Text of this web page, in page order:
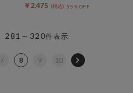
￥2,475 55％OFF
281～320件表示
7 8 9 10